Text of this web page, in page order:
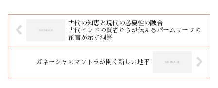
古代の知恵と現代の必要性の融合
古代インドの賢者たちが伝えるパームリーフの
預言が示す洞察
ガネーシャのマントラが開く新しい地平